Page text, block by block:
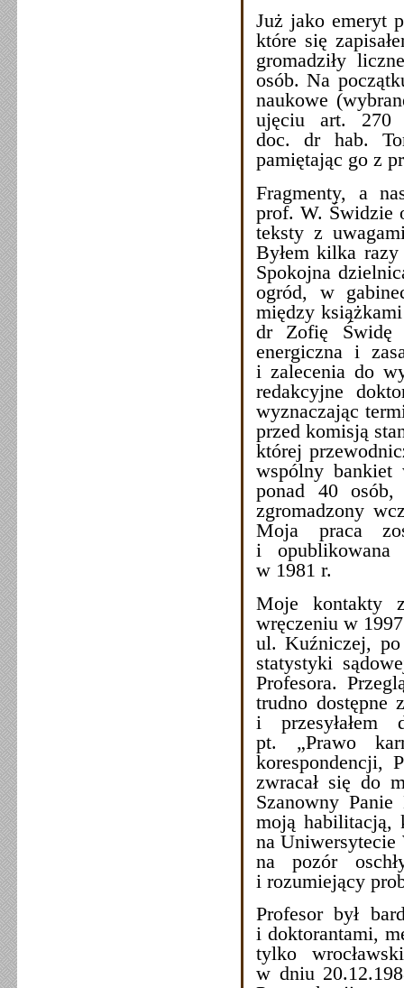
Już jako emeryt
które się
gromadziły
osób. Na
naukowe
ujęciu art. 270
doc. dr hab.
pamiętając go z
Fragmenty, a
prof. W. Świdzie
teksty z
Byłem kilka
Spokojna
ogród, w
między
dr Zofię Świdę
energiczna i
i zalecenia do
redakcyjne
wyznaczając
przed komisją
której
wspólny bankiet
ponad 40
zgromadzony
Moja praca
i opublikowana
w 1981 r.
Moje kontakty
wręczeniu w
ul. Kuźniczej, po
statystyki
Profesora.
trudno dostępne
i przesyłałem
pt. „Prawo
korespondencji,
zwracał się do
Szanowny
moją habilitacją,
na Uniwersytecie
na pozór
i rozumiejący
Profesor był
i doktorantami,
tylko
w dniu